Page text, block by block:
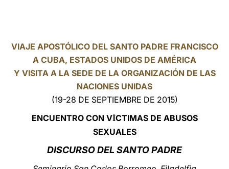
VIAJE APOSTÓLICO DEL SANTO PADRE FRANCISCO
A CUBA, ESTADOS UNIDOS DE AMÉRICA
Y VISITA A LA SEDE DE LA ORGANIZACIÓN DE LAS
NACIONES UNIDAS
(19-28 DE SEPTIEMBRE DE 2015)
ENCUENTRO CON VÍCTIMAS DE ABUSOS
SEXUALES
DISCURSO DEL SANTO PADRE